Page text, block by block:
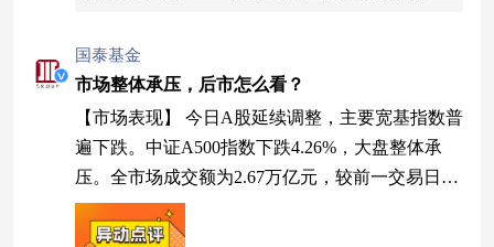
国泰基金
市场整体承压，后市怎么看？
【市场表现】 今日A股延续调整，主要宽基指数普
遍下跌。中证A500指数下跌4.26%，大盘整体承
压。全市场成交额为2.67万亿元，较前一交易日放
量约0.26万亿元，市场风险偏好明显下降。 板块方
面，电子、通信、半导体等前期强势科技方向继续